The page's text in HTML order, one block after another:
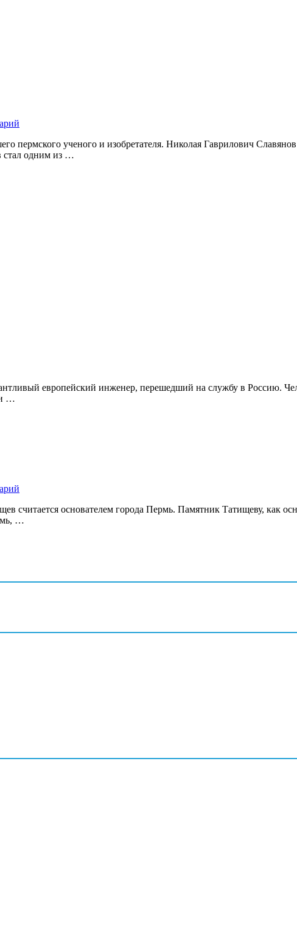
пермского ученого и изобретателя. Николая Гаврилович
стал одним из …
европейский инженер, перешедший на службу в Россию.
…
основателем города Пермь. Памятник Татищеву, как
…